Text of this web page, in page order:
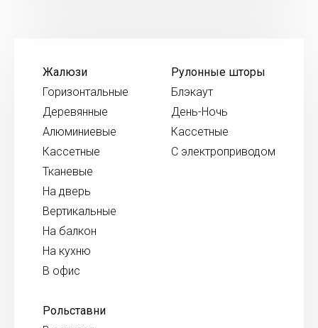
Жалюзи
Горизонтальные
Деревянные
Алюминиевые
Кассетные
Тканевые
На дверь
Вертикальные
На балкон
На кухню
В офис
Рулонные шторы
Блэкаут
День-Ночь
Кассетные
С электроприводом
Рольставни